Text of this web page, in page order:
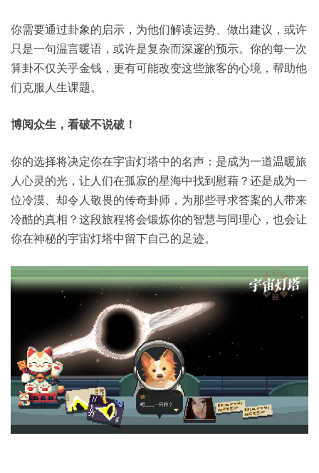
你需要通过卦象的启示，为他们解读运势、做出建议，或许
只是一句温言暖语，或许是复杂而深邃的预示。你的每一次
算卦不仅关乎金钱，更有可能改变这些旅客的心境，帮助他
们克服人生课题。
博阅众生，看破不说破！
你的选择将决定你在宇宙灯塔中的名声：是成为一道温暖旅
人心灵的光，让人们在孤寂的星海中找到慰藉？还是成为一
位冷漠、却令人敬畏的传奇卦师，为那些寻求答案的人带来
冷酷的真相？这段旅程将会锻炼你的智慧与同理心，也会让
你在神秘的宇宙灯塔中留下自己的足迹。